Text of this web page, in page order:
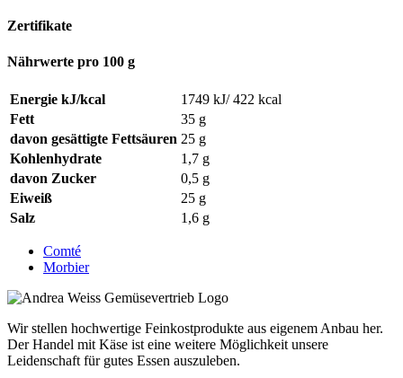
Zertifikate
Nährwerte pro 100 g
Energie kJ/kcal
1749 kJ/ 422 kcal
Fett
35 g
davon gesättigte Fettsäuren 25 g
Kohlenhydrate
1,7 g
davon Zucker
0,5 g
Eiweiß
25 g
Salz
1,6 g
Comté
Morbier
Wir stellen hochwertige Feinkostprodukte aus eigenem Anbau her.
Der Handel mit Käse ist eine weitere Möglichkeit unsere
Leidenschaft für gutes Essen auszuleben.